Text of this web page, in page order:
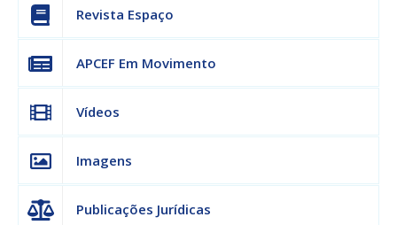
Revista Espaço
APCEF Em Movimento
Vídeos
Imagens
Publicações Jurídicas